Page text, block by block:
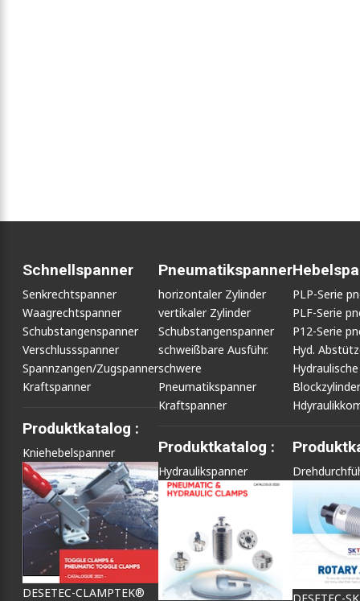
Schnellspanner
Senkrechtspanner
Waagrechtspanner
Schubstangenspanner
Verschlussspanner
Spannzangen/Zugspanner
Kraftspanner
Produktkatalog :
Kniehebelspanner
DESETEC-CLAMPTEK®
Pneumatikspanner
horizontaler Zylinder
vertikaler Zylinder
Schubstangenspanner
schweißbare Ausführ.
schwere
Pneumatikspanner
Kraftspanner
Produktkatalog :
Hydraulikspanner
PLP-Serie
PLF-Serie
P12-Serie
Hyd.
Hydraulische
Blockzylinder